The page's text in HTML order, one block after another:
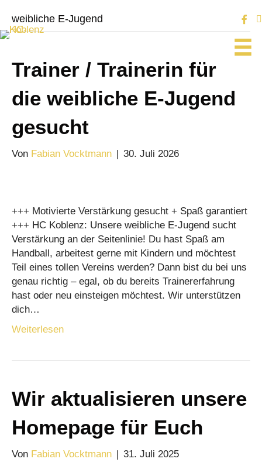
weibliche E-Jugend
Trainer / Trainerin für
die weibliche E-Jugend
gesucht
Von Fabian Vocktmann | 30. Juli 2026
+++ Motivierte Verstärkung gesucht + Spaß garantiert
+++ HC Koblenz: Unsere weibliche E-Jugend sucht
Verstärkung an der Seitenlinie! Du hast Spaß am
Handball, arbeitest gerne mit Kindern und möchtest
Teil eines tollen Vereins werden? Dann bist du bei uns
genau richtig – egal, ob du bereits Trainererfahrung
hast oder neu einsteigen möchtest. Wir unterstützen
dich…
Weiterlesen
Wir aktualisieren unsere
Homepage für Euch
Von Fabian Vocktmann | 31. Juli 2025